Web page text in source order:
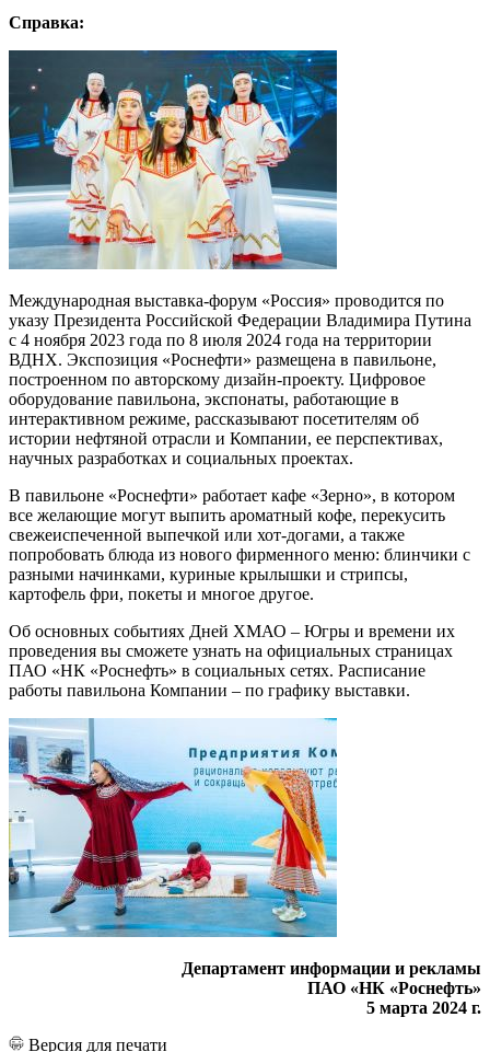
Справка:
Международная выставка-форум «Россия» проводится по
указу Президента Российской Федерации Владимира Путина
с 4 ноября 2023 года по 8 июля 2024 года на территории
ВДНХ. Экспозиция «Роснефти» размещена в павильоне,
построенном по авторскому дизайн-проекту. Цифровое
оборудование павильона, экспонаты, работающие в
интерактивном режиме, рассказывают посетителям об
истории нефтяной отрасли и Компании, ее перспективах,
научных разработках и социальных проектах.
В павильоне «Роснефти» работает кафе «Зерно», в котором
все желающие могут выпить ароматный кофе, перекусить
свежеиспеченной выпечкой или хот-догами, а также
попробовать блюда из нового фирменного меню: блинчики с
разными начинками, куриные крылышки и стрипсы,
картофель фри, покеты и многое другое.
Об основных событиях Дней ХМАО – Югры и времени их
проведения вы сможете узнать на официальных страницах
ПАО «НК «Роснефть» в социальных сетях. Расписание
работы павильона Компании – по графику выставки.
Департамент информации и рекламы
ПАО «НК «Роснефть»
5 марта 2024 г.
Версия для печати